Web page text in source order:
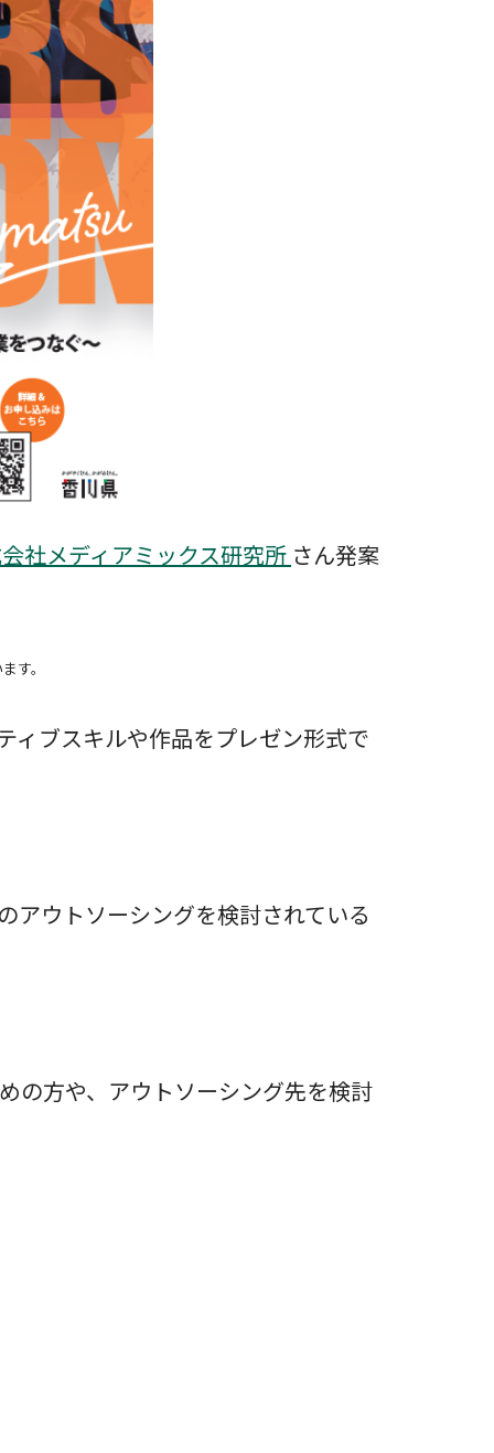
社メディアミックス研究所 さん発案
す。
ィブスキルや作品をプレゼン形式で
アウトソーシングを検討されている
の方や、アウトソーシング先を検討